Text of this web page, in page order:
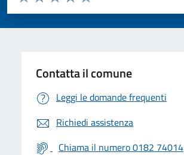
Valuta 5 stelle su 5
Valuta 4 stelle su 5
Valuta 3 stelle su 5
Valuta 2 stelle su 5
Valuta 1 stelle su 5
Contatta il comune
Leggi le domande frequenti
Richiedi assistenza
Chiama il numero 0182 74014